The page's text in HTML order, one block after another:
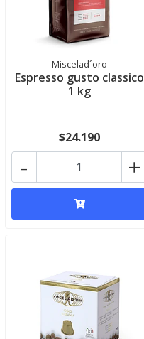
Miscelad´oro
Espresso gusto classico
1 kg
$24.190
+
-